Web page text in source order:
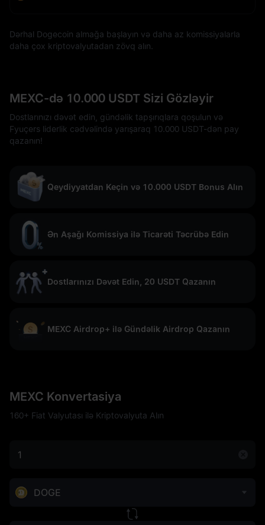
Dərhal Dogecoin almağa başlayın və daha az komissiyalarla
daha çox kriptovalyutadan zövq alın.
MEXC-də 10.000 USDT Sizi Gözləyir
Dostlarınızı dəvət edin, gündəlik tapşırıqlara qoşulun və
Fyuçers liderlik cədvəlində yarışaraq 10.000 USDT-dən pay
qazanın!
Qeydiyyatdan Keçin və 10.000 USDT Bonus Alın
Ən Aşağı Komissiya ilə Ticarəti Təcrübə Edin
Dostlarınızı Dəvət Edin, 20 USDT Qazanın
MEXC Airdrop+ ilə Gündəlik Airdrop Qazanın
MEXC Konvertasiya
160+ Fiat Valyutası ilə Kriptovalyuta Alın
DOGE